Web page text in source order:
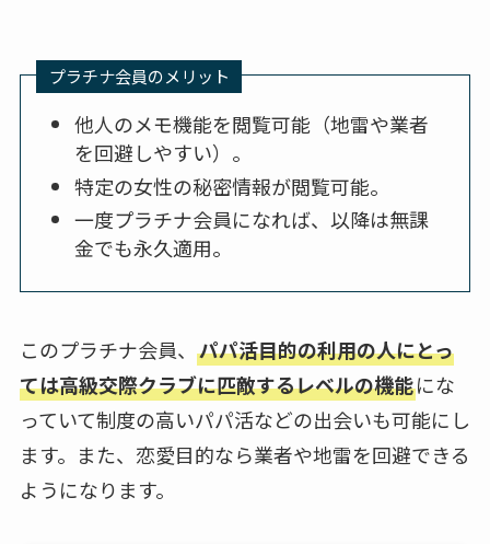
プラチナ会員のメリット
他人のメモ機能を閲覧可能（地雷や業者
を回避しやすい）。
特定の女性の秘密情報が閲覧可能。
一度プラチナ会員になれば、以降は無課
金でも永久適用。
このプラチナ会員、 パパ活目的の利用の人にとっ
ては高級交際クラブに匹敵するレベルの機能にな
っていて制度の高いパパ活などの出会いも可能にし
ます。また、恋愛目的なら業者や地雷を回避できる
ようになります。